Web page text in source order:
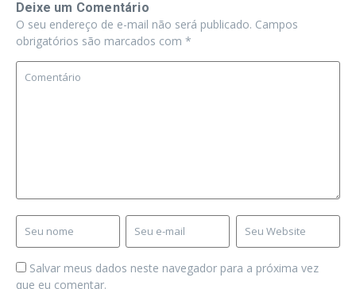
Deixe um Comentário
O seu endereço de e-mail não será publicado. Campos
obrigatórios são marcados com *
Salvar meus dados neste navegador para a próxima vez
que eu comentar.